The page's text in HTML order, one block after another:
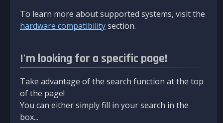
To learn more about supported systems, visit the
hardware compatibilitysection.
I'm looking for a specific page!
Take advantage of the search function at the top
of the page!
You can either simply fill in your search in the
box...